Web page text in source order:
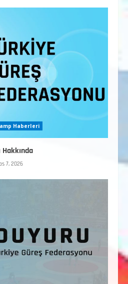
Güreş Antrenör Uygulama
Haberleri
7, 2026